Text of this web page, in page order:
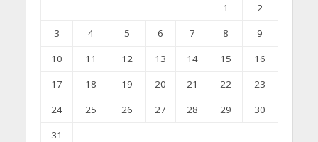
1
2
3
4 5 6 7 8
9
10
11 12 13 14 15
16
17
18 19 20 21 22
23
24
25 26 27 28 29
30
31